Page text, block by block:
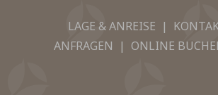
LAGE & ANREISE |
ANFRAGEN | ONLINE